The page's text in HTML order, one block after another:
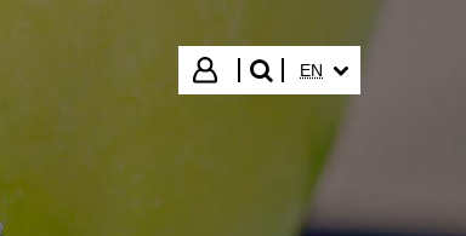
Login
search"
EN